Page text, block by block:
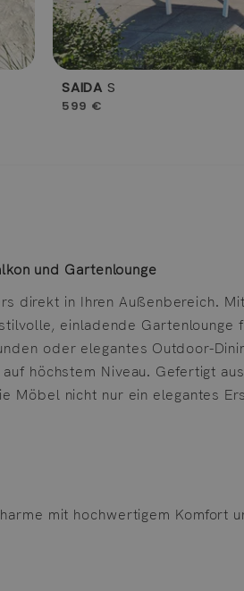
SAIDA S
599 €
und Gartenlounge
in Ihren Außenbereich.
einladende
oder elegantes Outdoor-
höchstem Niveau. Gefertigt
nicht nur ein elegantes
mit hochwertigem Komfort